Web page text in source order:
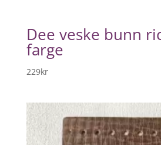
Dee veske bunn
farge
229kr